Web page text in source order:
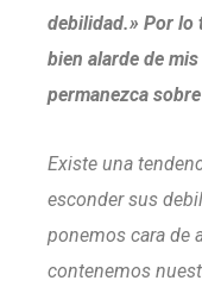
debilidad.» Por lo
bien alarde de
permanezca
Existe una
esconder sus
ponemos cara de
contenemos